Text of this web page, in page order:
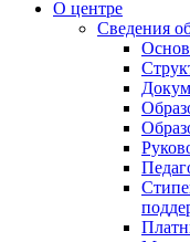
О центре
Сведения